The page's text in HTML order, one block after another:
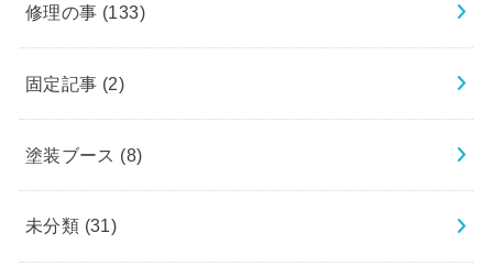
修理の事 (133)
固定記事 (2)
塗装ブース (8)
未分類 (31)